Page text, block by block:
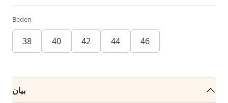
Beden
38 40 42 44 46
بيان